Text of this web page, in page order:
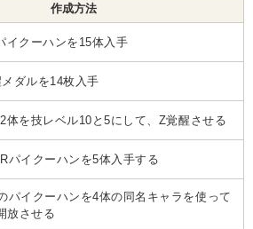
作成方法
イクーハンを15体入手
ダルを14枚入手
体を技レベル10と5にして、Z覚醒させる
パイクーハンを5体入手する
パイクーハンを4体の同名キャラを使って
放させる